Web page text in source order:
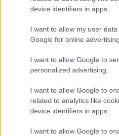
device identifiers in apps.
I want to allow my user
Google for online
I want to allow Google to
personalized advertising.
I want to allow Google to
related to analytics like
device identifiers in apps.
I want to allow Google to
Coldcard: l’attacco
bitcoin
Cristian Castiglioni · 8 Ago 2026
PEOPLE NEWS